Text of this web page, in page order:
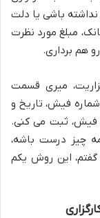
نداشته باشی یا دلت
مبلغ مورد نظرت
هم برداری.
میری قسمت
فیش، تاریخ و
فیش، ثبت می کنی.
چیز درست باشه،
این روش یکم